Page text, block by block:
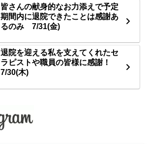
皆さんの献身的なお力添えで予定
期間内に退院できたことは感謝あ
るのみ 7/31(金)
退院を迎える私を支えてくれたセ
ラピストや職員の皆様に感謝！
7/30(木)